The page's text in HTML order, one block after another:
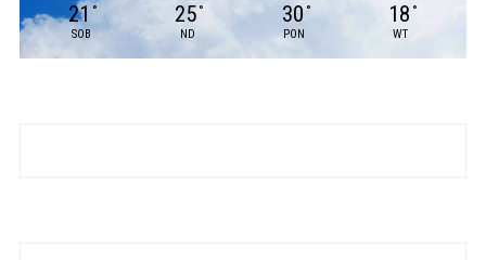
21 °
SOB
25 °
ND
30 °
PON
18 °
WT